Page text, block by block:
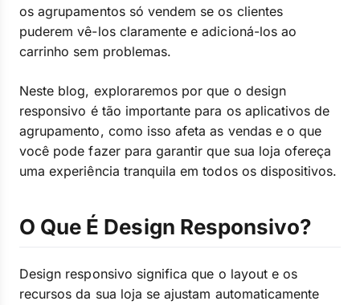
os agrupamentos só vendem se os clientes
puderem vê-los claramente e adicioná-los ao
carrinho sem problemas.
Neste blog, exploraremos por que o design
responsivo é tão importante para os aplicativos de
agrupamento, como isso afeta as vendas e o que
você pode fazer para garantir que sua loja ofereça
uma experiência tranquila em todos os dispositivos.
O Que É Design Responsivo?
Design responsivo significa que o layout e os
recursos da sua loja se ajustam automaticamente